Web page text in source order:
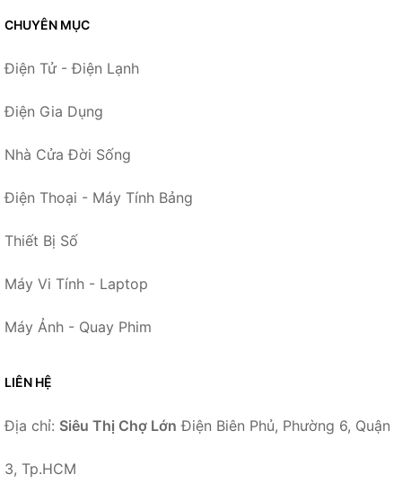
CHUYÊN MỤC
Điện Tử - Điện Lạnh
Điện Gia Dụng
Nhà Cửa Đời Sống
Điện Thoại - Máy Tính Bảng
Thiết Bị Số
Máy Vi Tính - Laptop
Máy Ảnh - Quay Phim
LIÊN HỆ
Địa chỉ: Siêu Thị Chợ Lớn Điện Biên Phủ, Phường 6, Quận
3, Tp.HCM